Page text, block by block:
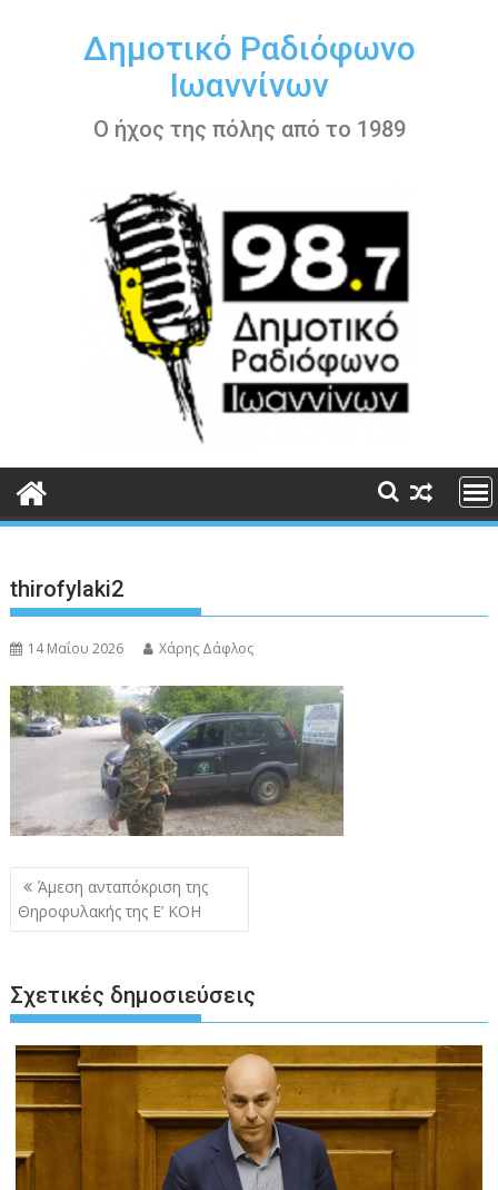
περιεχόμενοΔημοτικό Ραδιόφωνο
Ιωαννίνων
Ο ήχος της πόλης από το 1989
thirofylaki2
14 Μαΐου 2026 Χάρης Δάφλος
Πλοήγηση
άρθρων
Άμεση ανταπόκριση της
Θηροφυλακής της Ε’ ΚΟΗ
Σχετικές δημοσιεύσεις